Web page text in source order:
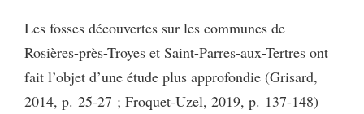
Les fosses découvertes sur les communes de
Rosières-près-Troyes et Saint-Parres-aux-Tertres ont
fait l’objet d’une étude plus approfondie (Grisard,
2014, p. 25-27 ; Froquet-Uzel, 2019, p. 137-148)